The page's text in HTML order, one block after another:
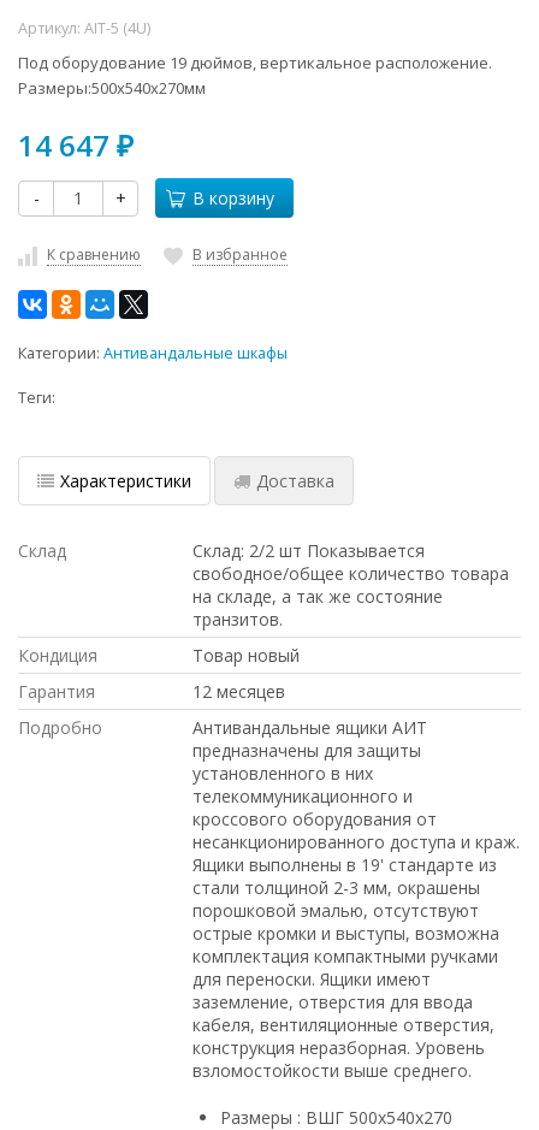
Артикул: AIT-5 (4U)
Под оборудование 19 дюймов, вертикальное расположение.
Размеры:500х540х270мм
14 647 ₽
- + В корзину
К сравнению В избранное
Категории: Антивандальные шкафы
Теги:
Характеристики Доставка
Склад
Склад: 2/2 шт Показывается
свободное/общее количество товара
на складе, а так же состояние
транзитов.
Кондиция
Товар новый
Гарантия
12 месяцев
Подробно
Антивандальные ящики АИТ
предназначены для защиты
установленного в них
телекоммуникационного и
кроссового оборудования от
несанкционированного доступа и краж.
Ящики выполнены в 19' стандарте из
стали толщиной 2-3 мм, окрашены
порошковой эмалью, отсутствуют
острые кромки и выступы, возможна
комплектация компактными ручками
для переноски. Ящики имеют
заземление, отверстия для ввода
кабеля, вентиляционные отверстия,
конструкция неразборная. Уровень
взломостойкости выше среднего.
Размеры : ВШГ 500х540х270